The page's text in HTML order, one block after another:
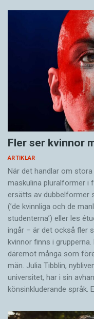
Fler ser kvinnor
ARTIKLAR
När det handlar om
maskulina pluralformer i
ersätts av dubbel­former
(’de kvinnliga och de
studenterna’) eller les
ingår – är det också fler
kvinnor finns i
där­emot många som
män. Julia Tibblin,
universitet, har i sin
könsinkluderande språk.